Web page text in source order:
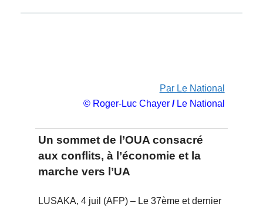
Par Le National
© Roger-Luc Chayer/Le National
Un sommet de l’OUA consacré
aux conflits, à l’économie et la
marche vers l’UA
LUSAKA, 4 juil (AFP) – Le 37ème et dernier